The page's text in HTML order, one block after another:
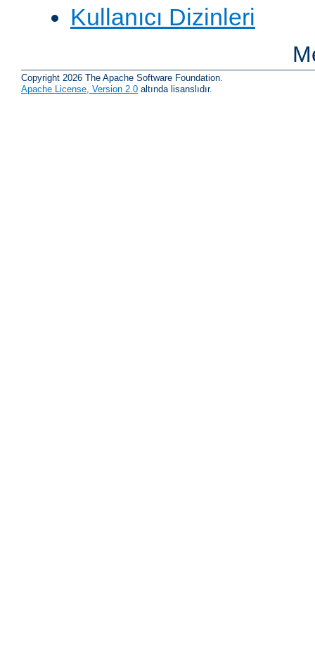
Kullanıcı Dizinleri
Copyright 2026 The Apache Software Foundation.
Apache License, Version 2.0 altında lisanslıdır.